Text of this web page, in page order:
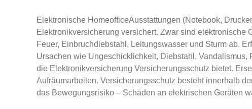
Elektronische Homeoffice­Ausstattungen (Notebook,
Elektronikversicherung versichert. Zwar sind elektronische
Feuer, Einbruchdiebstahl, Leitungswasser und Sturm ab.
Ursachen wie Ungeschicklichkeit, Diebstahl,
die Elektronikversicherung Versicherungsschutz bietet.
Aufräumarbeiten. Versicherungsschutz besteht innerhalb
das Bewegungsrisiko – Schäden an elektrischen Geräten